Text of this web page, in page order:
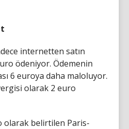
internetten satın
ödeniyor. Ödemenin
6 euroya daha maloluyor.
olarak 2 euro
olarak belirtilen Paris-